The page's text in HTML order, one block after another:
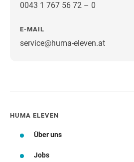
0043 1 767 56 72 – 0
E-MAIL
service@huma-eleven.at
HUMA ELEVEN
Über uns
Jobs